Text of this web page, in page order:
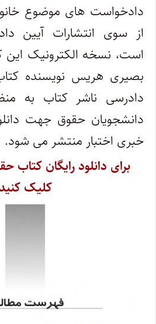
از سوی انتشارات آیین
است، نسخه الکترونیک این
بصیری هریس نویسنده
دادرسی ناشر کتاب به
دانشجویان حقوق جهت
خبری اختبار منتشر می شود.
کلیک کنید